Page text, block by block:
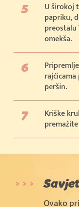
U širokoj
papriku,
omekša.
peršin.
Kriške
Savjet
Ovako